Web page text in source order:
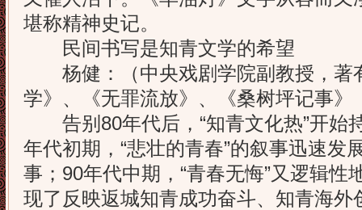
堪称精神史记。
民间书写是知青文学的希望
杨健：（中央戏剧学院副教授，著
学》、《无罪流放》、《桑树坪记事》
告别80年代后，“知青文化热”开始
年代初期，“悲壮的青春”的叙事迅速发
事；90年代中期，“青春无悔”又逻辑性
现了反映返城知青成功奋斗、知青海外